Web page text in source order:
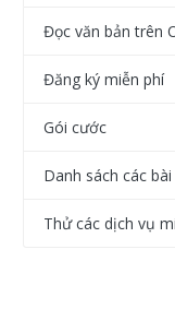
Đọc văn bản trên
Đăng ký miễn phí
Gói cước
Danh sách các
Thử các dịch vụ